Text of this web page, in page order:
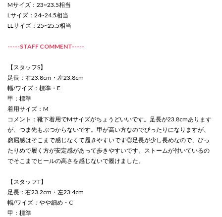
Mサイズ：23~23.5相当
Lサイズ：24~24.5相当
LLサイズ：25~25.5相当
-----STAFF COMMENT-----
【スタッフS】
足長：右23.8cm・左23.8cm
幅/ワイズ：標準・E
甲：標準
着用サイズ：M
コメント：靴下着用でMサイズがちょうどいいです。足長が23.8cmあります
が、つま先もぶつからないです。甲が高い方なのでぴったりになりますが、
窮屈感はそこまで感じなくて履きやすいです◎足長が少し長めなので、ぴっ
たりめで履く方が安定感があって歩きやすいです。ストームが付いているの
でそこまでヒールの高さを感じないで履けました。
【スタッフT】
足長：右23.2cm・左23.4cm
幅/ワイズ：やや細め・C
甲：標準